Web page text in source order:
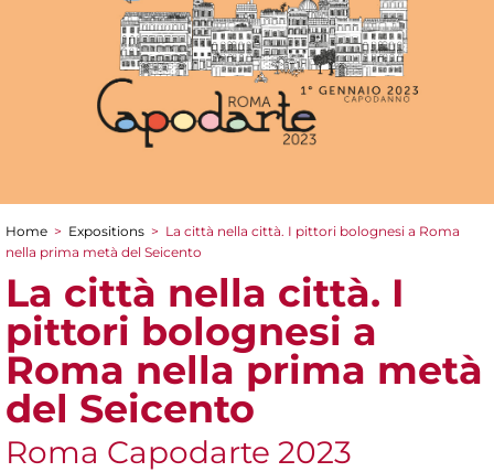
You are here
Home > Expositions > La città nella città. I pittori bolognesi a Roma
nella prima metà del Seicento
La città nella città. I
pittori bolognesi a
Roma nella prima metà
del Seicento
Roma Capodarte 2023